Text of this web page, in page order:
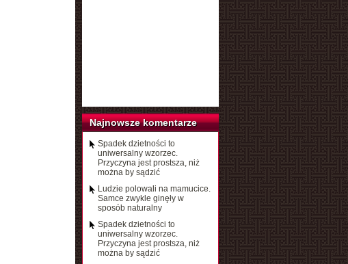
Najnowsze komentarze
Spadek dzietności to
uniwersalny wzorzec.
Przyczyna jest prostsza, niż
można by sądzić
Ludzie polowali na mamucice.
Samce zwykle ginęły w
sposób naturalny
Spadek dzietności to
uniwersalny wzorzec.
Przyczyna jest prostsza, niż
można by sądzić